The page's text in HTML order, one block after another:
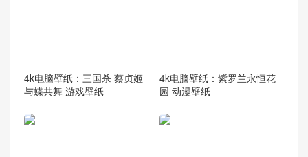
4k电脑壁纸：三国杀 蔡贞姬
与蝶共舞 游戏壁纸
4k电脑壁纸：紫罗兰永恒花
园 动漫壁纸